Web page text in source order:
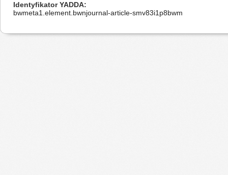
Identyfikator YADDA
bwmeta1.element.bwnjournal-article-smv83i1p8bwm